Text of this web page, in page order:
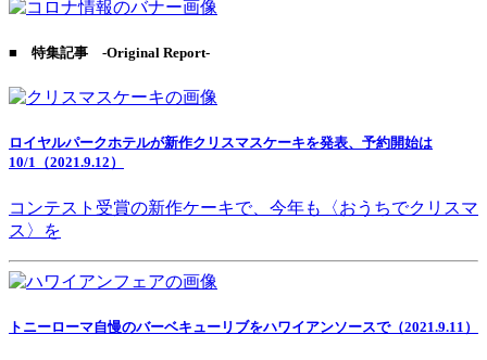
■ 特集記事 -Original Report-
ロイヤルパークホテルが新作クリスマスケーキを発表、予約開始は
10/1（2021.9.12）
コンテスト受賞の新作ケーキで、今年も〈おうちでクリスマ
ス〉を
トニーローマ自慢のバーベキューリブをハワイアンソースで（2021.9.11）